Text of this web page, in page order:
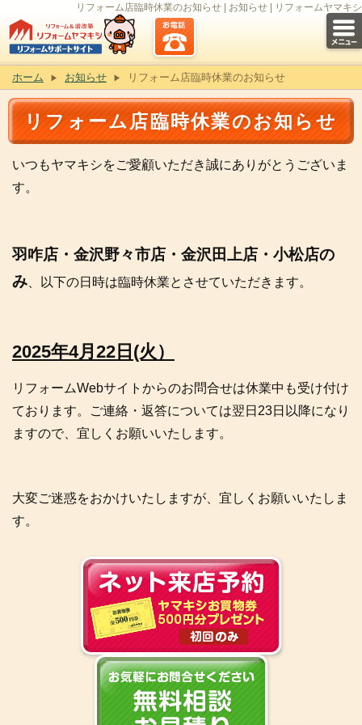
​リフォーム店臨時休業のお知らせ​ | お知らせ | リフォームヤマキシ
ホーム お知らせ ​リフォーム店臨時休業のお知らせ​
​リフォーム店臨時休業のお知らせ​
いつもヤマキシをご愛顧いただき誠にありがとうございま
す。
羽咋店・金沢野々市店・金沢田上店・小松店の
み 、以下の日時は臨時休業とさせていただきます。
​2025年4月22日(火）
リフォームWebサイトからのお問合せは休業中も受け付け
ております。ご連絡・返答については翌日23日以降になり
ますので、宜しくお願いいたします。
大変ご迷惑をおかけいたしますが、宜しくお願いいたしま
す。